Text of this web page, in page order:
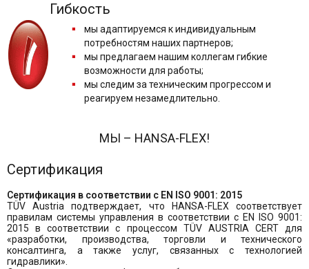
Гибкость
мы адаптируемся к индивидуальным
потребностям наших партнеров;
мы предлагаем нашим коллегам гибкие
возможности для работы;
мы следим за техническим прогрессом и
реагируем незамедлительно.
МЫ – HANSA-FLEX!
Сертификация
Сертификация в соответствии с EN ISO 9001: 2015
TÜV Austria подтверждает, что HANSA-FLEX соответствует
правилам системы управления в соответствии с EN ISO 9001:
2015 в соответствии с процессом TÜV AUSTRIA CERT для
«разработки, производства, торговли и технического
консалтинга, а также услуг, связанных с технологией
гидравлики».